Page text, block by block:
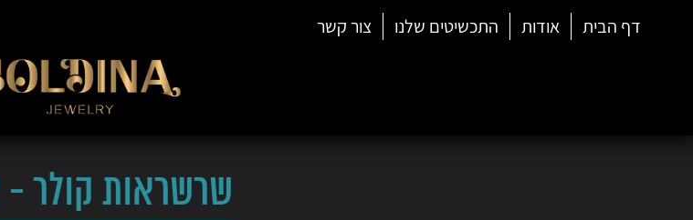
דף הבית אודות התכשיטים שלנו צור קשר
שרשראות קולר -